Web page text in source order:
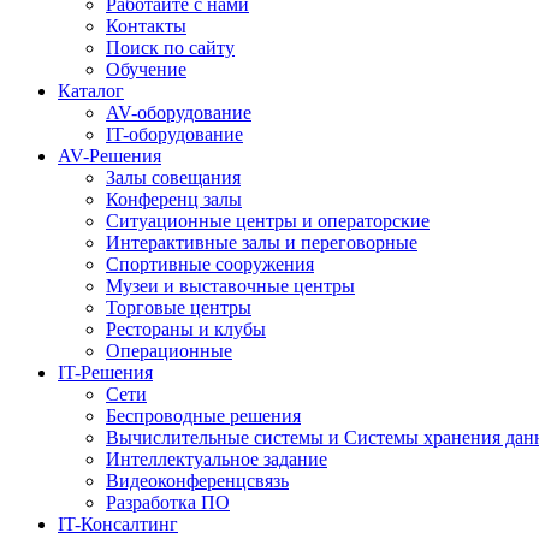
Работайте с нами
Контакты
Поиск по сайту
Обучение
Каталог
AV-оборудование
IT-оборудование
AV-Решения
Залы совещания
Конференц залы
Ситуационные центры и операторские
Интерактивные залы и переговорные
Спортивные сооружения
Музеи и выставочные центры
Торговые центры
Рестораны и клубы
Операционные
IT-Решения
Сети
Беспроводные решения
Вычислительные системы и Системы хранения
Интеллектуальное задание
Видеоконференцсвязь
Разработка ПО
IT-Консалтинг